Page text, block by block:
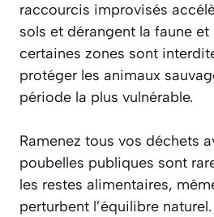
raccourcis improvisés
sols et dérangent la faune et
certaines zones sont
protéger les animaux
période la plus vulnérable.
Ramenez tous vos déchets
poubelles publiques sont
les restes alimentaires,
perturbent l’équilibre